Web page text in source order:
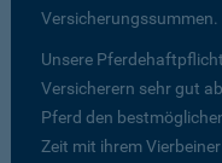
Versicherungssummen.
Unsere
Versicherern sehr gut
Pferd den
Zeit mit ihrem